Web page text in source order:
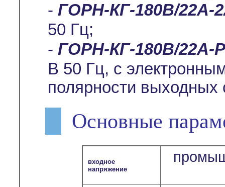
- ГОРН-КГ-180В/22А-
50 Гц;
- ГОРН-КГ-180В/22А-
В 50 Гц, с
полярности выходных
Основные
входное
напряжение